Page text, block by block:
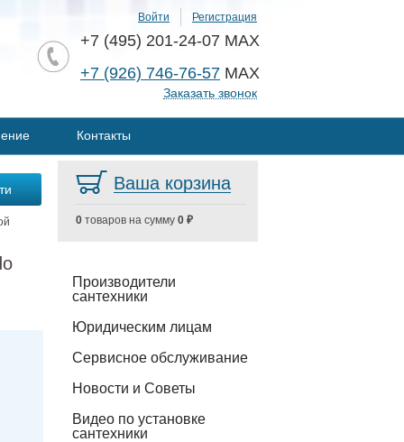
Войти Регистрация
+7 (495) 201-24-07 MAX
+7 (926) 746-76-57 MAX
Заказать звонок
Контакты
Ваша корзина
0 товаров на сумму 0 ₽
Производители
сантехники
Юридическим лицам
Сервисное обслуживание
Новости и Советы
Видео по установке
сантехники